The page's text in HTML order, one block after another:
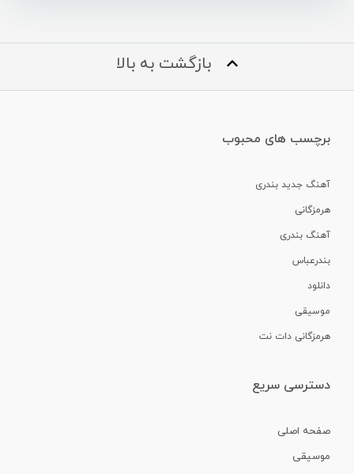
بازگشت به بالا
برچسب های محبوب
آهنگ جدید بندری
هرمزگانی
آهنگ بندری
بندرعباس
دانلود
موسیقی
هرمزگانی دات نت
دسترسی سریع
صفحه اصلی
موسیقی